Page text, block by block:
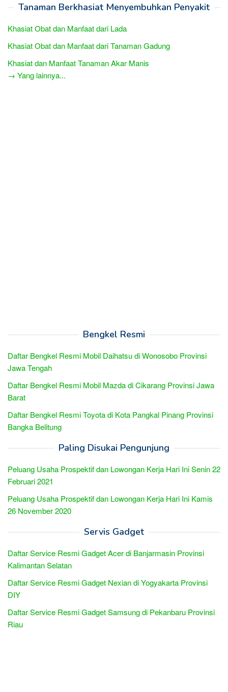
Tanaman Berkhasiat Menyembuhkan Penyakit
Khasiat Obat dan Manfaat dari Lada
Khasiat Obat dan Manfaat dari Tanaman Gadung
Khasiat dan Manfaat Tanaman Akar Manis
→ Yang lainnya...
Bengkel Resmi
Daftar Bengkel Resmi Mobil Daihatsu di Wonosobo Provinsi
Jawa Tengah
Daftar Bengkel Resmi Mobil Mazda di Cikarang Provinsi Jawa
Barat
Daftar Bengkel Resmi Toyota di Kota Pangkal Pinang Provinsi
Bangka Belitung
Paling Disukai Pengunjung
Peluang Usaha Prospektif dan Lowongan Kerja Hari Ini Senin 22
Februari 2021
Peluang Usaha Prospektif dan Lowongan Kerja Hari Ini Kamis
26 November 2020
Servis Gadget
Daftar Service Resmi Gadget Acer di Banjarmasin Provinsi
Kalimantan Selatan
Daftar Service Resmi Gadget Nexian di Yogyakarta Provinsi
DIY
Daftar Service Resmi Gadget Samsung di Pekanbaru Provinsi
Riau